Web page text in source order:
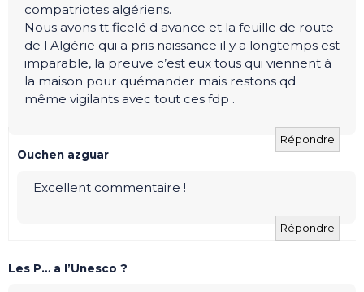
compatriotes algériens.
Nous avons tt ficelé d avance et la feuille de route
de l Algérie qui a pris naissance il y a longtemps est
imparable, la preuve c’est eux tous qui viennent à
la maison pour quémander mais restons qd
même vigilants avec tout ces fdp .
Répondre
Ouchen azguar
Excellent commentaire !
Répondre
Les P… a l’Unesco ?